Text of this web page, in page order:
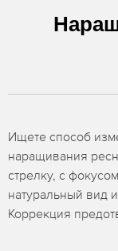
Ищете способ
наращивания
стрелку, с
натуральный вид
Коррекция